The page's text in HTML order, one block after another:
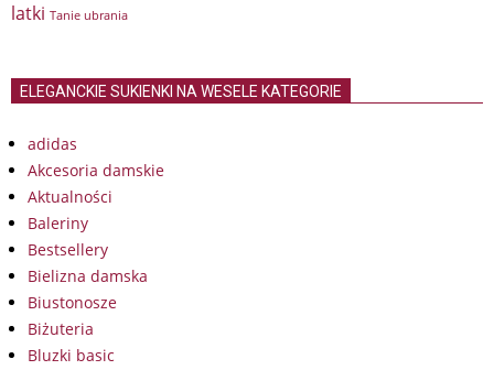
latki Tanie ubrania
ELEGANCKIE SUKIENKI NA WESELE KATEGORIE
adidas
Akcesoria damskie
Aktualności
Baleriny
Bestsellery
Bielizna damska
Biustonosze
Biżuteria
Bluzki basic